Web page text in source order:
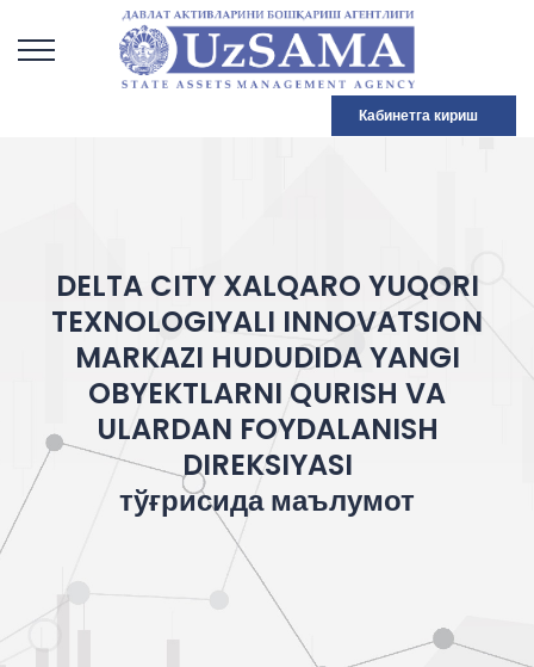
Кабинетга кириш
DELTA CITY XALQARO YUQORI
TEXNOLOGIYALI INNOVATSION
MARKAZI HUDUDIDA YANGI
OBYEKTLARNI QURISH VA
ULARDAN FOYDALANISH
DIREKSIYASI
тўғрисида маълумот